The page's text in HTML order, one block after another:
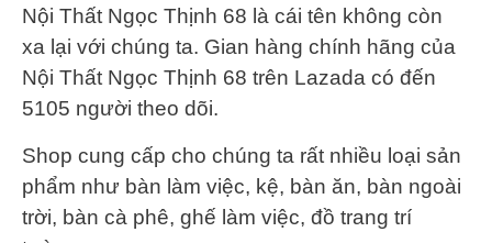
Nội Thất Ngọc Thịnh 68 là cái tên không còn
xa lại với chúng ta. Gian hàng chính hãng của
Nội Thất Ngọc Thịnh 68 trên Lazada có đến
5105 người theo dõi.
Shop cung cấp cho chúng ta rất nhiều loại sản
phẩm như bàn làm việc, kệ, bàn ăn, bàn ngoài
trời, bàn cà phê, ghế làm việc, đồ trang trí